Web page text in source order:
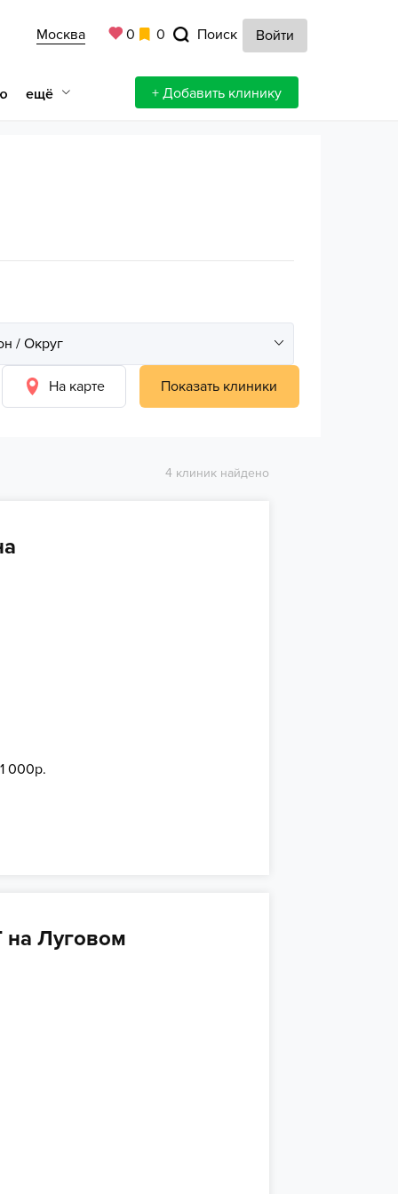
Москва 0 0 Поиск Войти
ещё + Добавить клинику
На карте Показать клиники
4 клиник найдено
000р.
на Луговом